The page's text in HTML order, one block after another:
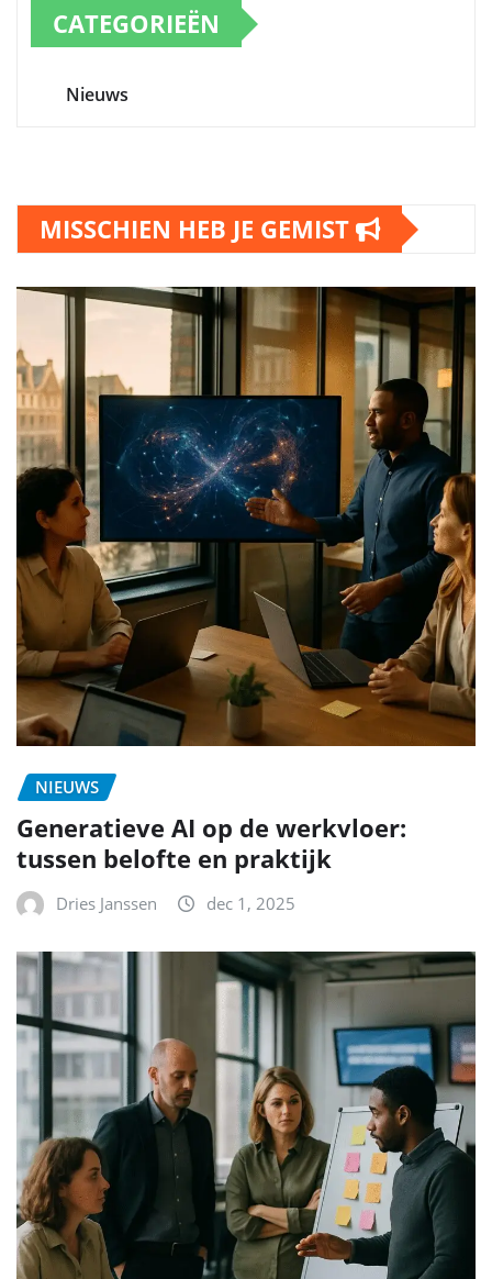
CATEGORIEËN
Nieuws
MISSCHIEN HEB JE GEMIST
NIEUWS
Generatieve AI op de werkvloer:
tussen belofte en praktijk
Dries Janssen dec 1, 2025